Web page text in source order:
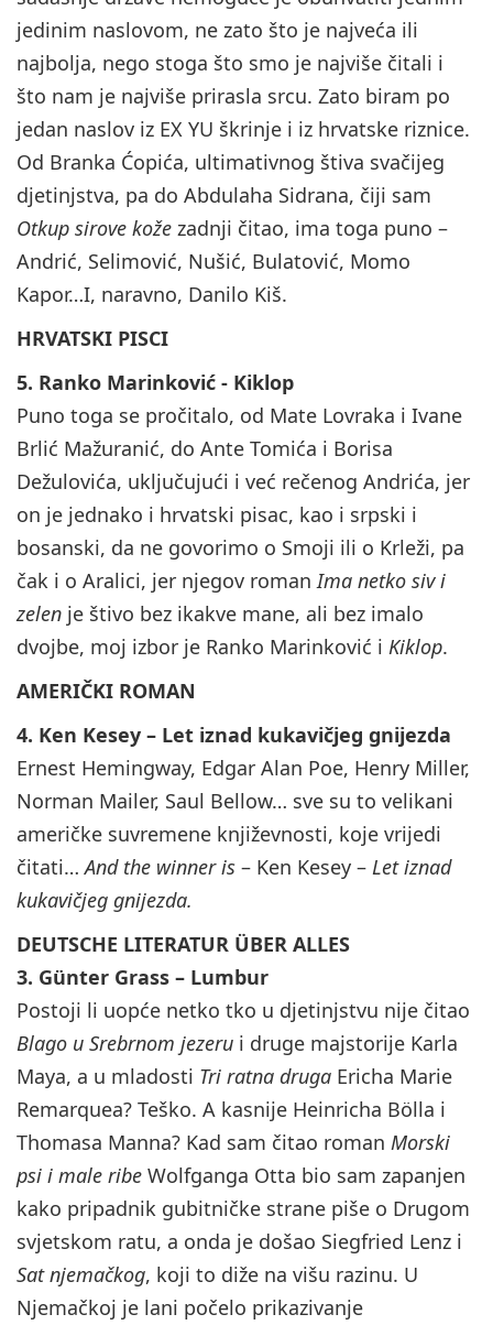
jedinim naslovom, ne zato što je najveća ili
najbolja, nego stoga što smo je najviše čitali i
što nam je najviše prirasla srcu. Zato biram po
jedan naslov iz EX YU škrinje i iz hrvatske riznice.
Od Branka Ćopića, ultimativnog štiva svačijeg
djetinjstva, pa do Abdulaha Sidrana, čiji sam
Otkup sirove kože zadnji čitao, ima toga puno –
Andrić, Selimović, Nušić, Bulatović, Momo
Kapor…I, naravno, Danilo Kiš.
HRVATSKI PISCI
5. Ranko Marinković - Kiklop
Puno toga se pročitalo, od Mate Lovraka i Ivane
Brlić Mažuranić, do Ante Tomića i Borisa
Dežulovića, uključujući i već rečenog Andrića, jer
on je jednako i hrvatski pisac, kao i srpski i
bosanski, da ne govorimo o Smoji ili o Krleži, pa
čak i o Aralici, jer njegov romanIma netko siv i
zelen je štivo bez ikakve mane, ali bez imalo
dvojbe, moj izbor je Ranko Marinković i Kiklop.
AMERIČKI ROMAN
4. Ken Kesey – Let iznad kukavičjeg gnijezda
Ernest Hemingway, Edgar Alan Poe, Henry Miller,
Norman Mailer, Saul Bellow… sve su to velikani
američke suvremene književnosti, koje vrijedi
čitati…And the winner is – Ken Kesey – Let iznad
kukavičjeg gnijezda.
DEUTSCHE LITERATUR ÜBER ALLES
3. Günter Grass – Lumbur
Postoji li uopće netko tko u djetinjstvu nije čitao
Blago u Srebrnom jezeru i druge majstorije Karla
Maya, a u mladosti Tri ratna druga Ericha Marie
Remarquea? Teško. A kasnije Heinricha Bölla i
Thomasa Manna? Kad sam čitao roman Morski
psi i male ribe Wolfganga Otta bio sam zapanjen
kako pripadnik gubitničke strane piše o Drugom
svjetskom ratu, a onda je došao Siegfried Lenz i
Sat njemačkog, koji to diže na višu razinu. U
Njemačkoj je lani počelo prikazivanje